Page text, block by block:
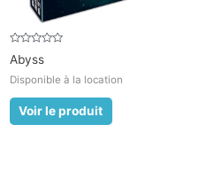
Note
0
5
Abyss
Disponible à la location
Voir le produit